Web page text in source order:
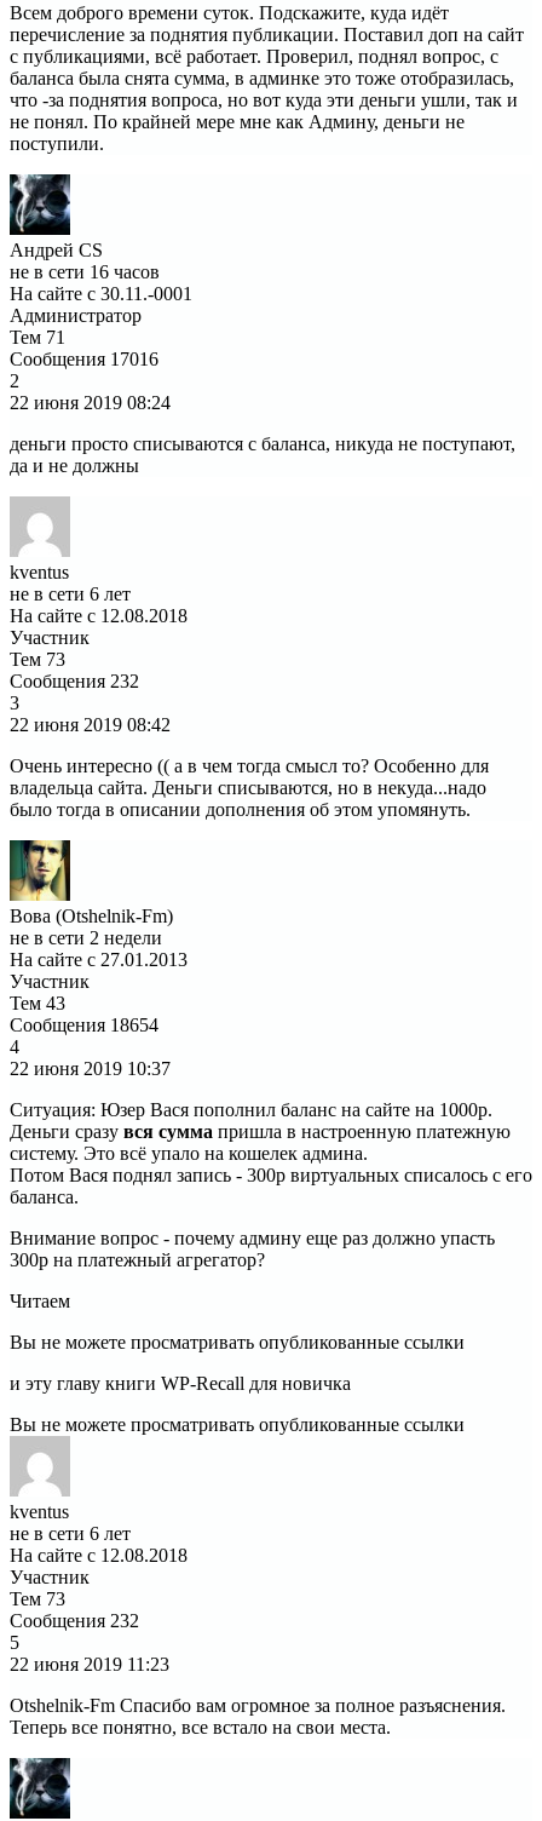
Всем доброго времени суток. Подскажите, куда идёт
перечисление за поднятия публикации. Поставил доп на сайт
с публикациями, всё работает. Проверил, поднял вопрос, с
баланса была снята сумма, в админке это тоже отобразилась,
что -за поднятия вопроса, но вот куда эти деньги ушли, так и
не понял. По крайней мере мне как Админу, деньги не
поступили.
Андрей CS
не в сети 16 часов
На сайте с 30.11.-0001
Администратор
Тем 71
Сообщения 17016
2
22 июня 2019 08:24
деньги просто списываются с баланса, никуда не поступают,
да и не должны
kventus
не в сети 6 лет
На сайте с 12.08.2018
Участник
Тем 73
Сообщения 232
3
22 июня 2019 08:42
Очень интересно (( а в чем тогда смысл то? Особенно для
владельца сайта. Деньги списываются, но в некуда...надо
было тогда в описании дополнения об этом упомянуть.
Вова (Otshelnik-Fm)
не в сети 2 недели
На сайте с 27.01.2013
Участник
Тем 43
Сообщения 18654
4
22 июня 2019 10:37
Ситуация: Юзер Вася пополнил баланс на сайте на 1000р.
Деньги сразу вся сумма пришла в настроенную платежную
систему. Это всё упало на кошелек админа.
Потом Вася поднял запись - 300р виртуальных списалось с его
баланса.
Внимание вопрос - почему админу еще раз должно упасть
300р на платежный агрегатор?
Читаем
Вы не можете просматривать опубликованные ссылки
и эту главу книги WP-Recall для новичка
Вы не можете просматривать опубликованные ссылки
kventus
не в сети 6 лет
На сайте с 12.08.2018
Участник
Тем 73
Сообщения 232
5
22 июня 2019 11:23
Otshelnik-Fm Спасибо вам огромное за полное разъяснения.
Теперь все понятно, все встало на свои места.